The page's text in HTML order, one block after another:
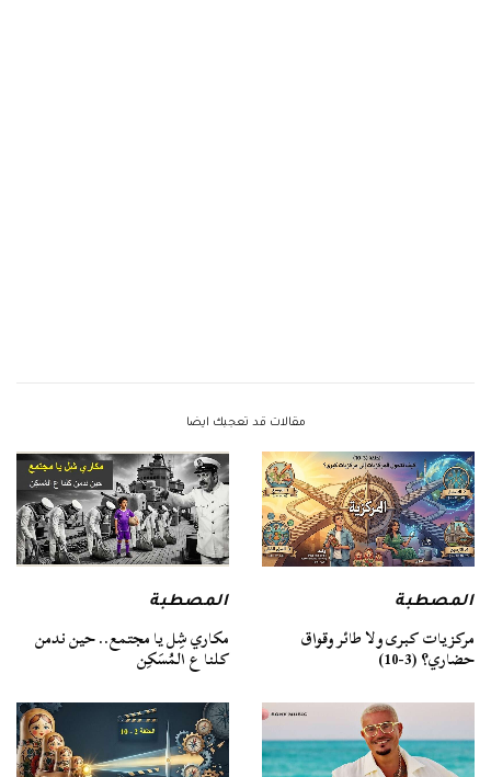
مقالات قد تعجبك ايضا
المصطبة
مركزيات كبرى ولا طائر وقواق
حضاري؟ (3-10)
المصطبة
مكاري شِل يا مجتمع.. حين ندمن
كلنا ع المُسَكِن